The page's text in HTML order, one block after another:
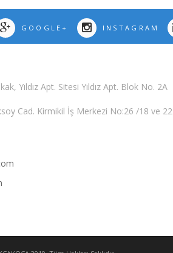
GOOGLE+ INSTAGRAM
Yıldız Apt. Sitesi Yıldız Apt. Blok No. 2A
Cad. Kirmikil İş Merkezi No:26 /18 ve 22